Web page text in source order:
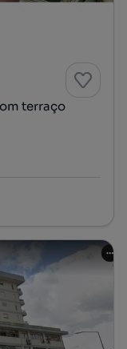
terraço